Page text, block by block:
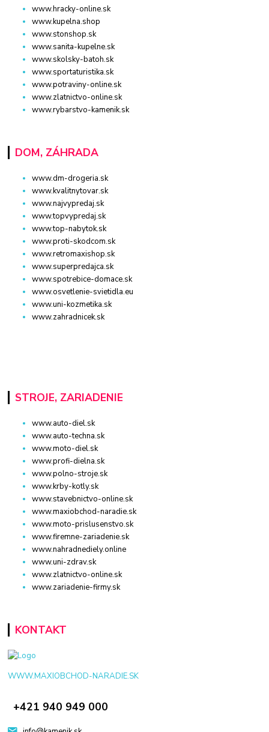
www.hracky-online.sk
www.kupelna.shop
www.stonshop.sk
www.sanita-kupelne.sk
www.skolsky-batoh.sk
www.sportaturistika.sk
www.potraviny-online.sk
www.zlatnictvo-online.sk
www.rybarstvo-kamenik.sk
DOM, ZÁHRADA
www.dm-drogeria.sk
www.kvalitnytovar.sk
www.najvypredaj.sk
www.topvypredaj.sk
www.top-nabytok.sk
www.proti-skodcom.sk
www.retromaxishop.sk
www.superpredajca.sk
www.spotrebice-domace.sk
www.osvetlenie-svietidla.eu
www.uni-kozmetika.sk
www.zahradnicek.sk
STROJE, ZARIADENIE
www.auto-diel.sk
www.auto-techna.sk
www.moto-diel.sk
www.profi-dielna.sk
www.polno-stroje.sk
www.krby-kotly.sk
www.stavebnictvo-online.sk
www.maxiobchod-naradie.sk
www.moto-prislusenstvo.sk
www.firemne-zariadenie.sk
www.nahradnediely.online
www.uni-zdrav.sk
www.zlatnictvo-online.sk
www.zariadenie-firmy.sk
KONTAKT
WWW.MAXIOBCHOD-NARADIE.SK
+421 940 949 000